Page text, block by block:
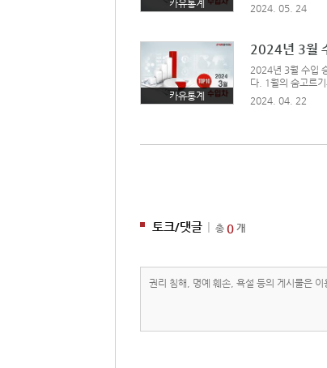
카유통계
처졌던 벤츠가 E클
트 그래프 확인하
2024. 05. 24
카유통계
2024년 3월
2024년 3월 수입
다. 1월의 숨고르
다. 상승세의 주요
그 외에도 대부분
2024. 04. 22
토크/댓글 | 총 0 개